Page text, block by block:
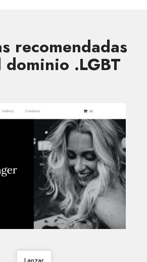
recomendadas
dominio .LGBT